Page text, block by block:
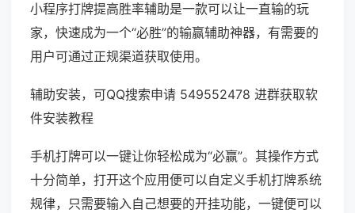
小程序打牌提高胜率辅助是一款可以让一直输的玩
家，快速成为一个“必胜”的输赢辅助神器，有需要的
用户可通过正规渠道获取使用。
辅助安装，可QQ搜索申请 549552478 进群获取软
件安装教程
手机打牌可以一键让你轻松成为“必赢”。其操作方式
十分简单，打开这个应用便可以自定义手机打牌系统
规律，只需要输入自己想要的开挂功能，一键便可以